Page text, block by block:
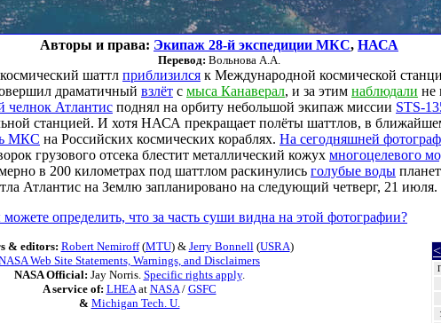
Авторы и права: Экипаж 28-й экспедиции МКС, НАСА
Перевод: Вольнова А.А.
шаттл приблизился к Международной космической
драматичный взлёт с мыса Канаверал, и за этим наблюдали не
челнок Атлантис поднял на орбиту небольшой экипаж миссии STS-
станцией. И хотя НАСА прекращает полёты шаттлов, в
МКС на Российских космических кораблях. На сегодняшней
грузового отсека блестит металлический кожух многоцелевого
в 200 километрах под шаттлом раскинулись голубые воды
Атлантис на Землю запланировано на следующий четверг, 21 июля.
определить, что за часть суши видна на этой фотографии?
& editors: Robert Nemiroff(MTU) & Jerry Bonnell(USRA)
Web Site Statements, Warnings, and Disclaimers
NASA Official: Jay Norris. Specific rights apply.
A service of: LHEAat NASA/ GSFC
& Michigan Tech. U.